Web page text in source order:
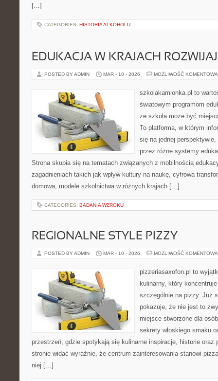
[…]
CATEGORIES: HISTORIA ALKOHOLU
EDUKACJA W KRAJACH
POSTED BY ADMIN MAR - 10 - 2026 MOŻLIWOŚĆ
szkolakamionka.pl to
światowym programom
że szkoła może być
To platforma, w którym
się na jednej
przez różne systemy
Strona skupia się na tematach związanych z mobilnością
zagadnieniach takich jak wpływ kultury na naukę, cyfrowa
domowa, modele szkolnictwa w różnych krajach […]
CATEGORIES: BADANIA WZROKU
REGIONALNE STYLE PIZZY
POSTED BY ADMIN MAR - 10 - 2026 MOŻLIWOŚĆ
pizzeriasaxofon.pl to
kulinarny, który
szczególnie na pizzy. Już
pokazuje, że nie jest to
miejsce stworzone dla
sekrety włoskiego smaku
przestrzeń, gdzie spotykają się kulinarne inspiracje, historie oraz
stronie widać wyraźnie, że centrum zainteresowania stanowi
niej […]